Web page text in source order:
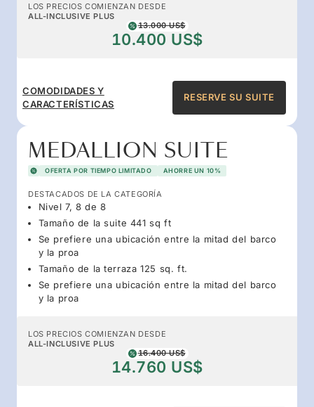
LOS PRECIOS COMIENZAN DESDE
ALL-INCLUSIVE PLUS
13.000 US$
10.400 US$
COMODIDADES Y
CARACTERÍSTICAS
RESERVE SU SUITE
MEDALLION SUITE
OFERTA POR TIEMPO LIMITADO AHORRE UN 10%
DESTACADOS DE LA CATEGORÍA
Nivel 7, 8 de 8
Tamaño de la suite 441 sq ft
Se prefiere una ubicación entre la mitad del barco
y la proa
Tamaño de la terraza 125 sq. ft.
Se prefiere una ubicación entre la mitad del barco
y la proa
LOS PRECIOS COMIENZAN DESDE
ALL-INCLUSIVE PLUS
16.400 US$
14.760 US$